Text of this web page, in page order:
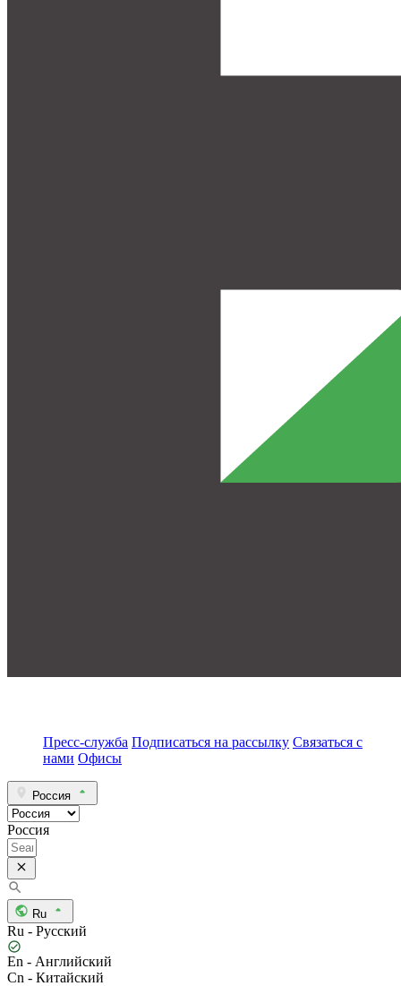
Пресс-служба Подписаться на рассылку Связаться с
нами Офисы
Россия
Россия
Ru
Ru - Русский
En - Английский
Cn - Китайский